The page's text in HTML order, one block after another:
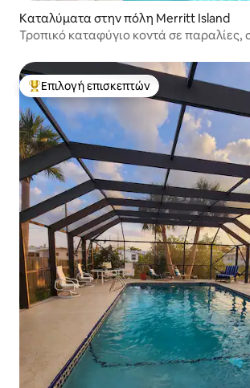
Καταλύματα στην πόλη Merritt Island
Τροπικό καταφύγιο κοντά σε παραλίες,
Κορυφαία επιλογή επισκεπτών
Επιλογή επισκεπτών